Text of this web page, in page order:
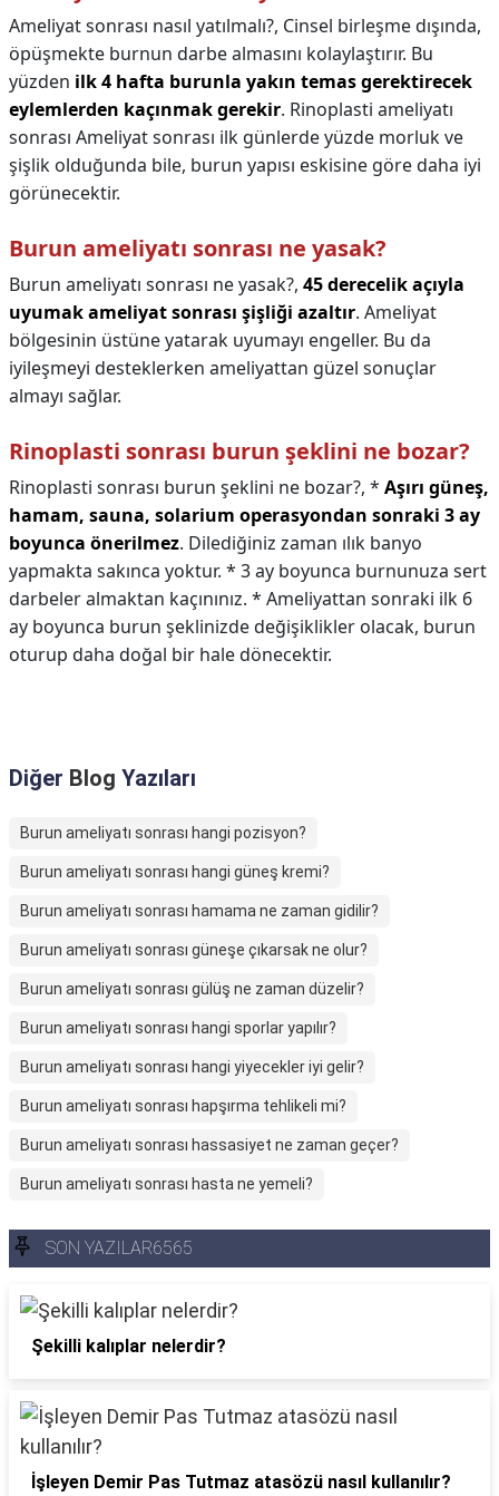
Ameliyat sonrası nasıl yatılmalı?, Cinsel birleşme dışında,
öpüşmekte burnun darbe almasını kolaylaştırır. Bu
yüzden ilk 4 hafta burunla yakın temas gerektirecek
eylemlerden kaçınmak gerekir. Rinoplasti ameliyatı
sonrası Ameliyat sonrası ilk günlerde yüzde morluk ve
şişlik olduğunda bile, burun yapısı eskisine göre daha iyi
görünecektir.
Burun ameliyatı sonrası ne yasak?
Burun ameliyatı sonrası ne yasak?, 45 derecelik açıyla
uyumak ameliyat sonrası şişliği azaltır. Ameliyat
bölgesinin üstüne yatarak uyumayı engeller. Bu da
iyileşmeyi desteklerken ameliyattan güzel sonuçlar
almayı sağlar.
Rinoplasti sonrası burun şeklini ne bozar?
Rinoplasti sonrası burun şeklini ne bozar?, * Aşırı güneş,
hamam, sauna, solarium operasyondan sonraki 3 ay
boyunca önerilmez. Dilediğiniz zaman ılık banyo
yapmakta sakınca yoktur. * 3 ay boyunca burnunuza sert
darbeler almaktan kaçınınız. * Ameliyattan sonraki ilk 6
ay boyunca burun şeklinizde değişiklikler olacak, burun
oturup daha doğal bir hale dönecektir.
Diğer Blog Yazıları
Burun ameliyatı sonrası hangi pozisyon?
Burun ameliyatı sonrası hangi güneş kremi?
Burun ameliyatı sonrası hamama ne zaman gidilir?
Burun ameliyatı sonrası güneşe çıkarsak ne olur?
Burun ameliyatı sonrası gülüş ne zaman düzelir?
Burun ameliyatı sonrası hangi sporlar yapılır?
Burun ameliyatı sonrası hangi yiyecekler iyi gelir?
Burun ameliyatı sonrası hapşırma tehlikeli mi?
Burun ameliyatı sonrası hassasiyet ne zaman geçer?
Burun ameliyatı sonrası hasta ne yemeli?
SON YAZILAR6565
Şekilli kalıplar nelerdir?
İşleyen Demir Pas Tutmaz atasözü nasıl kullanılır?